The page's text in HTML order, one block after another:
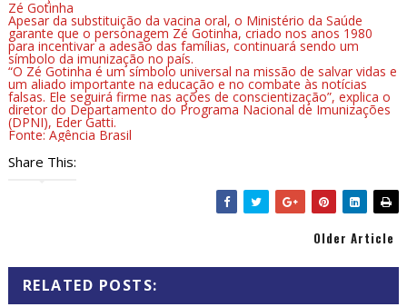
Zé Gotinha
Apesar da substituição da vacina oral, o Ministério da Saúde
garante que o personagem Zé Gotinha, criado nos anos 1980
para incentivar a adesão das famílias, continuará sendo um
símbolo da imunização no país.
“O Zé Gotinha é um símbolo universal na missão de salvar vidas e
um aliado importante na educação e no combate às notícias
falsas. Ele seguirá firme nas ações de conscientização”, explica o
diretor do Departamento do Programa Nacional de Imunizações
(DPNI), Eder Gatti.
Fonte: Agência Brasil
Share This:
Older Article
RELATED POSTS: